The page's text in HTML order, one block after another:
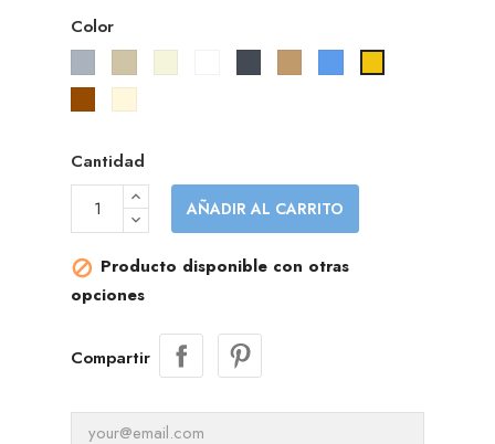
Color
pardo
Cantidad
AÑADIR AL CARRITO
 Producto disponible con otras
opciones
Compartir